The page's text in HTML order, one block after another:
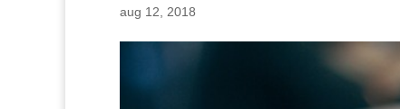
aug 12, 2018